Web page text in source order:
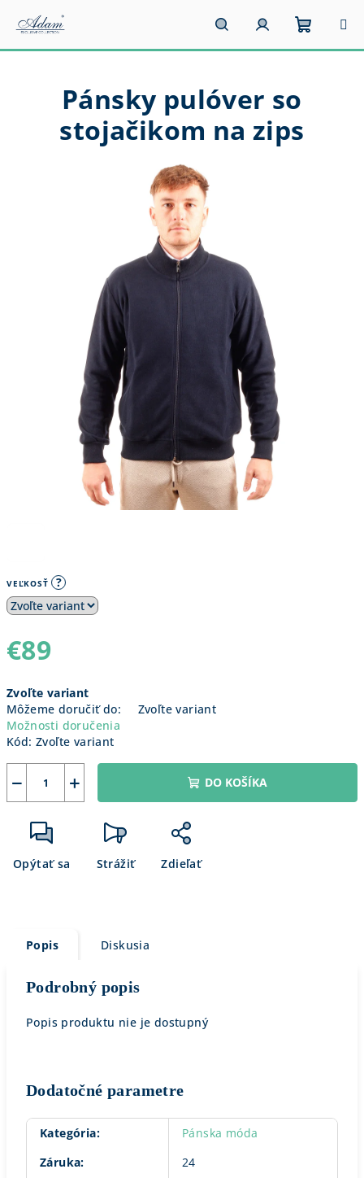
obsah
HľadaťPrihlásenie
VEĽKOSŤ ?
€89
cena:
Zvoľte variant
Môžeme doručiť do:
Zvoľte variant
Možnosti doručenia
Kód: Zvoľte variant
+
− DO KOŠÍKA
Opýtať sa Strážiť Zdieľať
Pánsky pulóver so
stojačikom na zips
Popis Diskusia
Podrobný popis
Popis produktu nie je dostupný
Dodatočné parametre
Kategória:
Pánska móda
Záruka:
24